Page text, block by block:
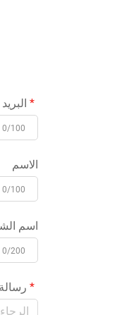
0/100
الاسم
0/100
اسم
0/200
رسالة